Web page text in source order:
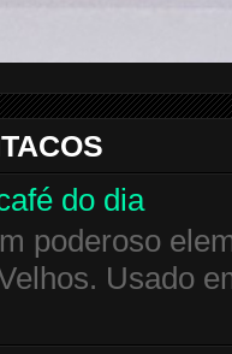
do dia
poderoso
Usado